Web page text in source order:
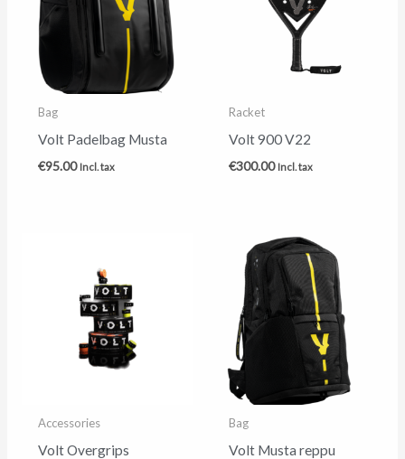
Bag
Volt Padelbag Musta
€95.00 Incl. tax
Racket
Volt 900 V22
€300.00 Incl. tax
Accessories
Volt Overgrips
Bag
Volt Musta reppu